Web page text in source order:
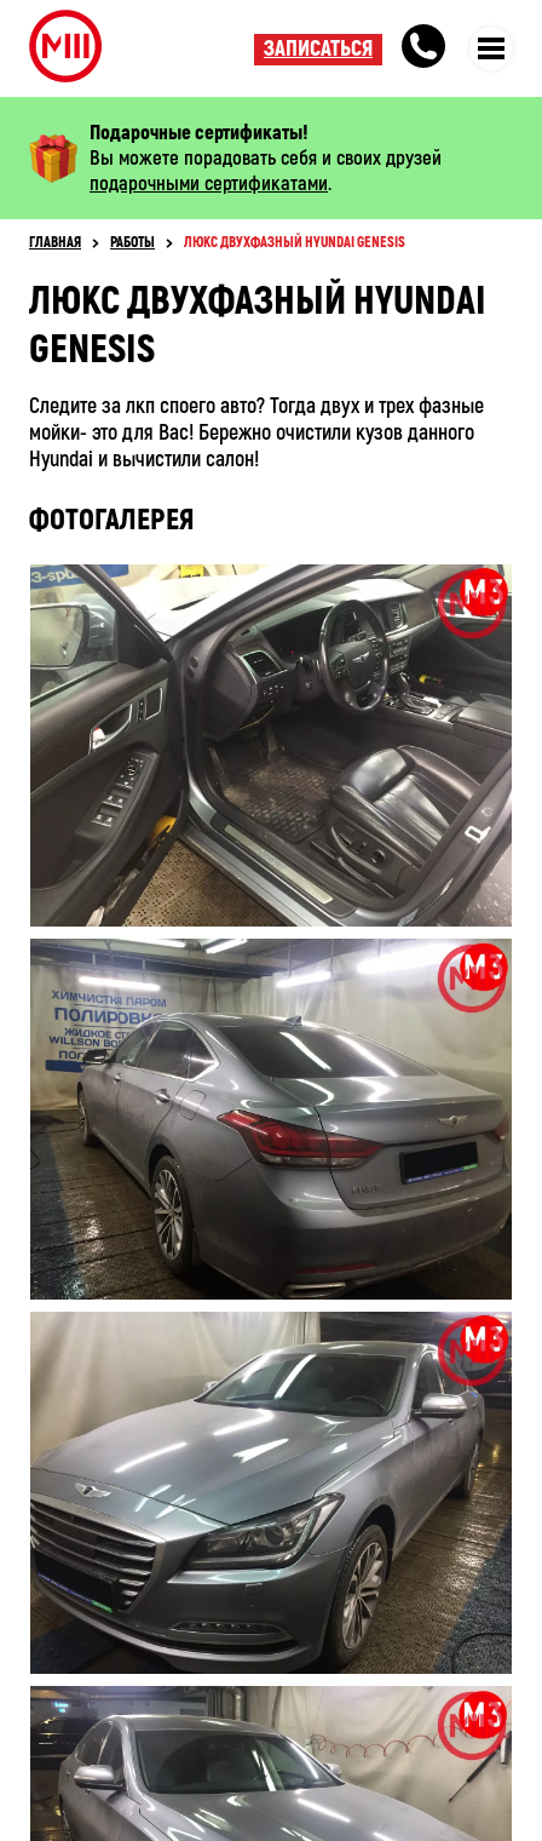
Подарочные сертификаты!
Вы можете порадовать себя и своих друзей
подарочными сертификатами.
ГЛАВНАЯ РАБОТЫ ЛЮКС ДВУХФАЗНЫЙ HYUNDAI GENESIS
ЛЮКС ДВУХФАЗНЫЙ HYUNDAI
GENESIS
Следите за лкп споего авто? Тогда двух и трех фазные
мойки- это для Вас! Бережно очистили кузов данного
Hyundai и вычистили салон!
ФОТОГАЛЕРЕЯ
ЗАПИСАТЬСЯ